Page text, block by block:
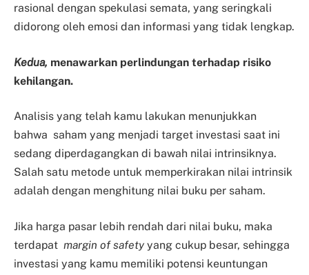
rasional dengan spekulasi semata, yang seringkali
didorong oleh emosi dan informasi yang tidak lengkap.
Kedua, menawarkan perlindungan terhadap risiko
kehilangan.
Analisis yang telah kamu lakukan menunjukkan
bahwa saham yang menjadi target investasi saat ini
sedang diperdagangkan di bawah nilai intrinsiknya.
Salah satu metode untuk memperkirakan nilai intrinsik
adalah dengan menghitung nilai buku per saham.
Jika harga pasar lebih rendah dari nilai buku, maka
terdapat margin of safety yang cukup besar, sehingga
investasi yang kamu memiliki potensi keuntungan